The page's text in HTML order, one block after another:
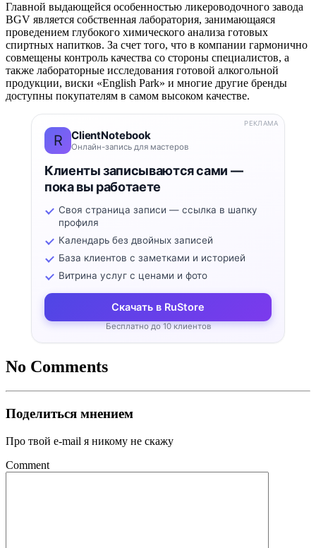
Главной выдающейся особенностью ликероводочного завода
BGV является собственная лаборатория, занимающаяся
проведением глубокого химического анализа готовых
спиртных напитков. За счет того, что в компании гармонично
совмещены контроль качества со стороны специалистов, а
также лабораторные исследования готовой алкогольной
продукции, виски «English Park» и многие другие бренды
доступны покупателям в самом высоком качестве.
R ClientNotebook
Онлайн-запись для мастеров
Клиенты записываются сами —
пока вы работаете
Своя страница записи — ссылка в шапку
профиля
Календарь без двойных записей
База клиентов с заметками и историей
Витрина услуг с ценами и фото
Скачать в RuStore
Бесплатно до 10 клиентов
РЕКЛАМА
No Comments
Поделиться мнением
Про твой e-mail я никому не скажу
Comment